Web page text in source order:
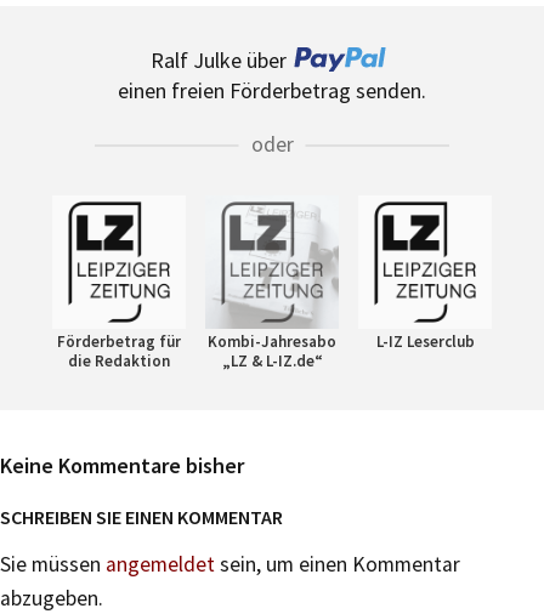
Ralf Julke über
einen freien Förderbetrag senden.
oder
Förderbetrag für
die Redaktion
Kombi-Jahresabo
„LZ & L-IZ.de“
L-IZ Leserclub
Keine Kommentare bisher
SCHREIBEN SIE EINEN KOMMENTAR
Sie müssen angemeldetsein, um einen Kommentar
abzugeben.